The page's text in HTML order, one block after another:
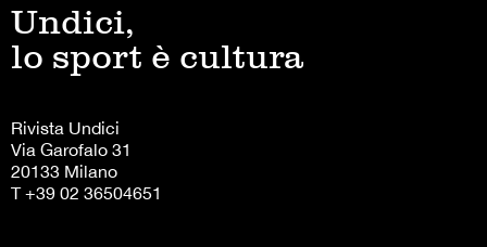
Undici,
lo sport è cultura
Rivista Undici
Via Garofalo 31
20133 Milano
T +39 02 36504651